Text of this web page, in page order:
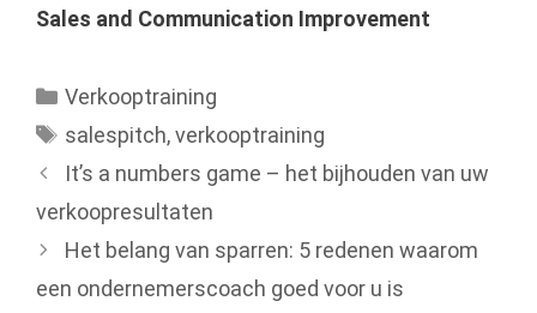
Sales and Communication Improvement
Categorieën
Verkooptraining
Tags
salespitch,verkooptraining
It’s a numbers game – het bijhouden van uw
verkoopresultaten
Het belang van sparren: 5 redenen waarom
een ondernemerscoach goed voor u is